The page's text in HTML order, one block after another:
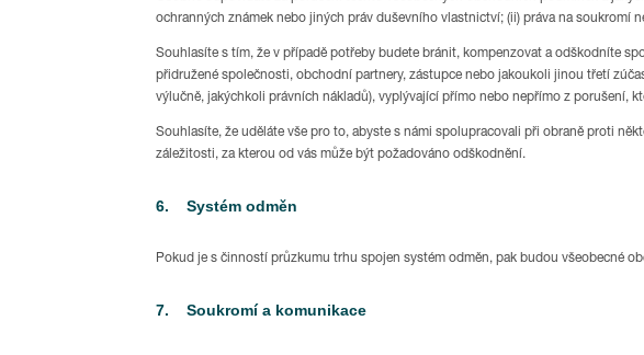
ochranných známek nebo jiných práv duševního vlastnictví; (ii) práva na soukromí
Souhlasíte s tím, že v případě potřeby budete bránit, kompenzovat a odškodníte
přidružené společnosti, obchodní partnery, zástupce nebo jakoukoli jinou třetí
výlučně, jakýchkoli právních nákladů), vyplývající přímo nebo nepřímo z porušení,
Souhlasíte, že uděláte vše pro to, abyste s námi spolupracovali při obraně proti
záležitosti, za kterou od vás může být požadováno odškodnění.
6. Systém odměn
Pokud je s činností průzkumu trhu spojen systém odměn, pak budou všeobecné
7. Soukromí a komunikace